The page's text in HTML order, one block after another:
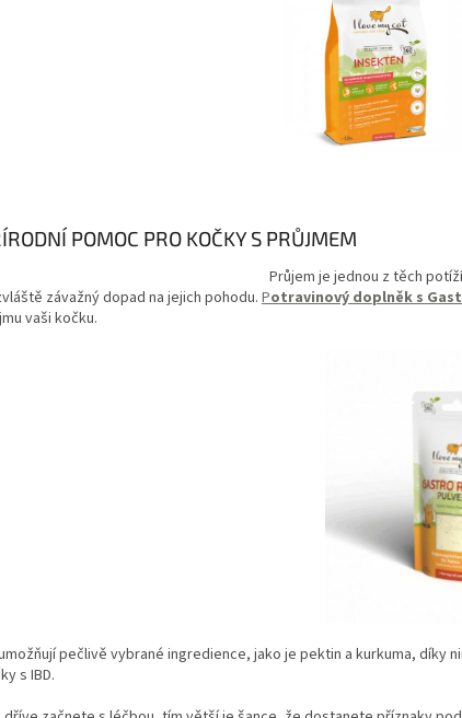
POMOC PRO KOČKY S PRŮJMEM
Průjem je jednou z těch
závažný dopad na jejich pohodu. Potravinový doplněk s
vaši kočku.
pečlivě vybrané ingredience, jako je pektin a kurkuma, díky
s IBD.